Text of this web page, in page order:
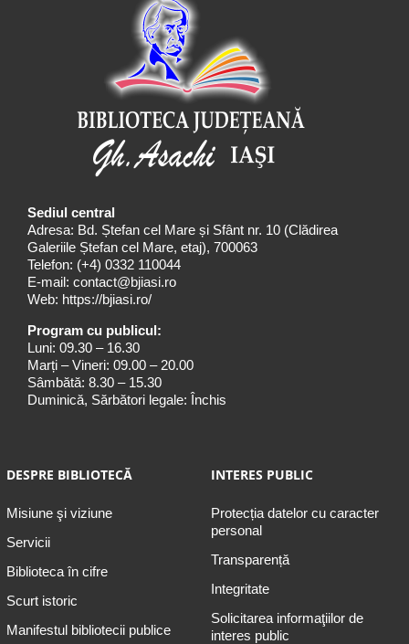
Sediul central
Adresa: Bd. Ștefan cel Mare și Sfânt nr. 10 (Clădirea
Galeriile Ștefan cel Mare, etaj), 700063
Telefon: (+4) 0332 110044
E-mail: contact@bjiasi.ro
Web: https://bjiasi.ro/
Program cu publicul:
Luni: 09.30 – 16.30
Marți – Vineri: 09.00 – 20.00
Sâmbătă: 8.30 – 15.30
Duminică, Sărbători legale: Închis
DESPRE BIBLIOTECĂ
Misiune şi viziune
Servicii
Biblioteca în cifre
Scurt istoric
Manifestul bibliotecii publice
INTERES PUBLIC
Protecția datelor cu caracter
personal
Transparență
Integritate
Solicitarea informaţiilor de
interes public